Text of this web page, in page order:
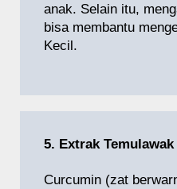
anak. Selain itu,
bisa membantu
Kecil.
5. Extrak Temulawak
Curcumin (zat